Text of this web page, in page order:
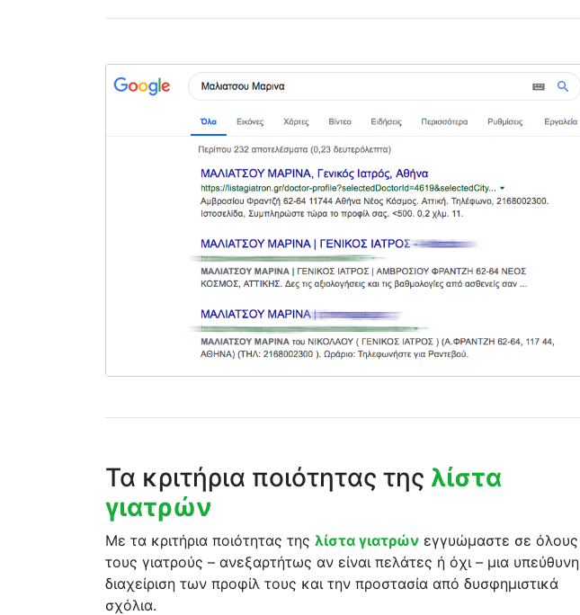
Τα κριτήρια ποιότητας της λίστα
γιατρών
Με τα κριτήρια ποιότητας της λίστα γιατρών εγγυώμαστε σε όλους
τους γιατρούς – ανεξαρτήτως αν είναι πελάτες ή όχι – μια υπεύθυνη
διαχείριση των προφίλ τους και την προστασία από δυσφημιστικά
σχόλια.